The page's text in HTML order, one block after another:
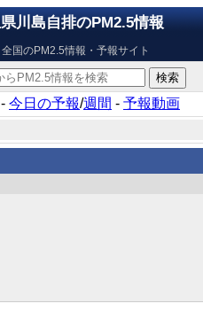
川島自排のPM2.5情報
全国のPM2.5情報・予報サイト
今日の予報/週間 - 予報動画